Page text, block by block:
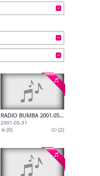
RADIO BUMBA 2001.05.31.
2001-05-31
(0)
(2)